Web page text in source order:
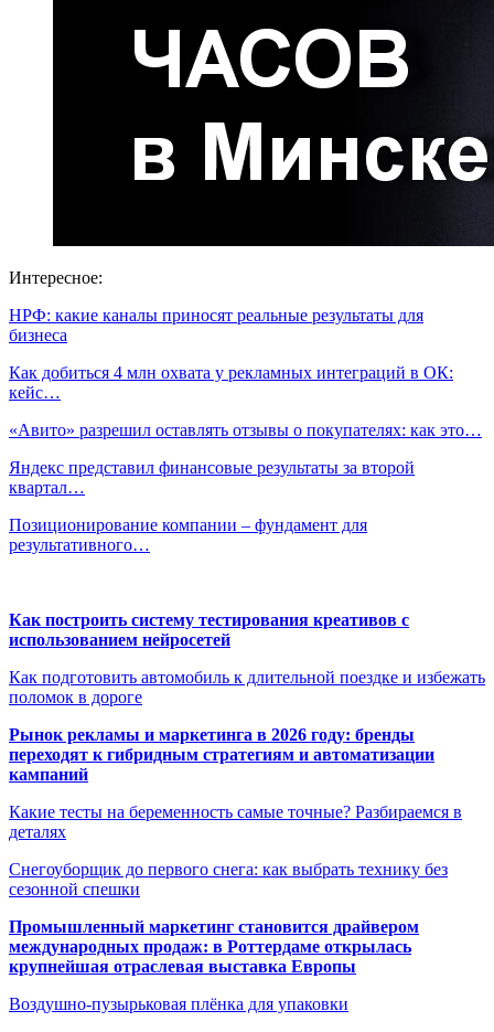
Интересное:
НРФ: какие каналы приносят реальные результаты для
бизнеса
Как добиться 4 млн охвата у рекламных интеграций в ОК:
кейс…
«Авито» разрешил оставлять отзывы о покупателях: как это…
Яндекс представил финансовые результаты за второй
квартал…
Позиционирование компании – фундамент для
результативного…
Как построить систему тестирования креативов с
использованием нейросетей
Как подготовить автомобиль к длительной поездке и избежать
поломок в дороге
Рынок рекламы и маркетинга в 2026 году: бренды
переходят к гибридным стратегиям и автоматизации
кампаний
Какие тесты на беременность самые точные? Разбираемся в
деталях
Снегоуборщик до первого снега: как выбрать технику без
сезонной спешки
Промышленный маркетинг становится драйвером
международных продаж: в Роттердаме открылась
крупнейшая отраслевая выставка Европы
Воздушно-пузырьковая плёнка для упаковки